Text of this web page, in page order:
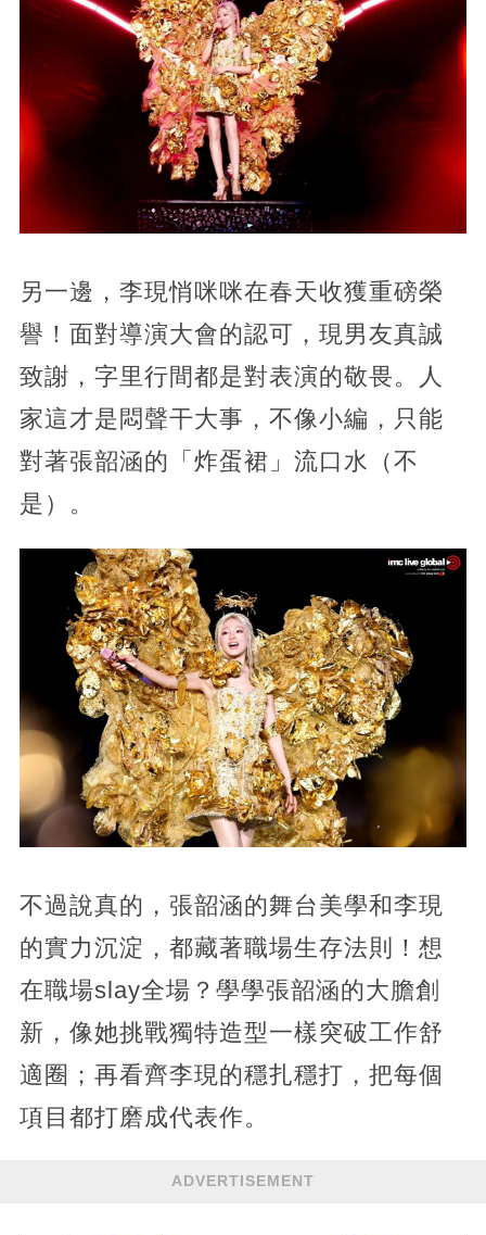
另一邊，李現悄咪咪在春天收獲重磅榮
譽！面對導演大會的認可，現男友真誠
致謝，字里行間都是對表演的敬畏。人
家這才是悶聲干大事，不像小編，只能
對著張韶涵的「炸蛋裙」流口水（不
是）。
不過說真的，張韶涵的舞台美學和李現
的實力沉淀，都藏著職場生存法則！想
在職場slay全場？學學張韶涵的大膽創
新，像她挑戰獨特造型一樣突破工作舒
適圈；再看齊李現的穩扎穩打，把每個
項目都打磨成代表作。
ADVERTISEMENT